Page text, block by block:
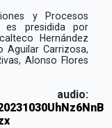
y Procesos
es presidida por
Hernández
Carrizosa,
Alonso Flores